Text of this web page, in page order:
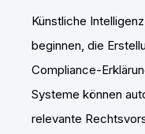
Künstliche
beginnen, die
Compliance-
Systeme können
relevante